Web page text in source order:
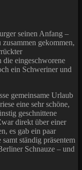
seinen Anfang –
gekommen,
die eingeschworene
ein Schweriner und
gemeinsame Urlaub
eine sehr schöne,
geschnittene
direkt über einer
es gab ein paar
ständig präsentem
Schnauze – und